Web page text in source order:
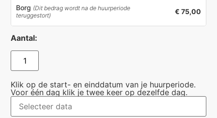
Borg (Dit bedrag wordt na de huurperiode
teruggestort)
€ 75,00
Aantal:
Klik op de start- en einddatum van je huurperiode.
Voor één dag klik je twee keer op dezelfde dag.